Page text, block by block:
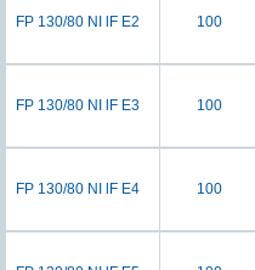
FP 130/80 NI lF E2 100
FP 130/80 NI lF E3 100
FP 130/80 NI lF E4 100